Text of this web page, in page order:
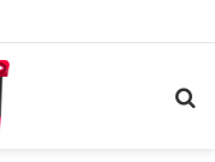
मोबाइल फोन बरामद